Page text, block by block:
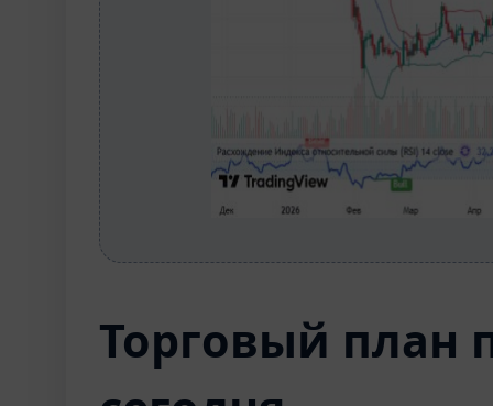
Торговый план